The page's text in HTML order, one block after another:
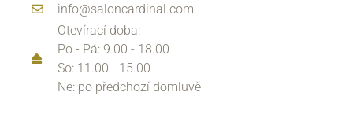
info@saloncardinal.com
Otevírací doba:
Po - Pá: 9.00 - 18.00
So: 11.00 - 15.00
Ne: po předchozí domluvě